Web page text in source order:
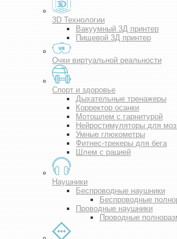
3D Технологии
Вакуумный 3Д принтер
Пищевой 3Д принтер
Очки виртуальной реальности
Спорт и здоровье
Дыхательные тренажеры
Корректор осанки
Мотошлем с гарнитурой
Нейростимуляторы для
Умные глюкометры
Фитнес-трекеры для бега
Шлем с рацией
Наушники
Беспроводные наушники
Беспроводные
Проводные наушники
Проводные